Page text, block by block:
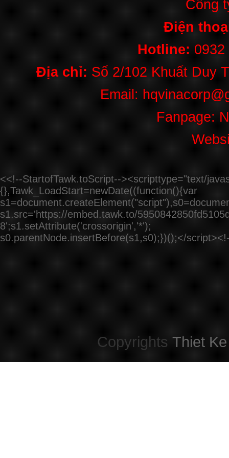
THỦY LỰC ÂM
SÀN FC 06
Liên hệ
Công
Điện
Hotline:0932
Địa chỉ:Số 2/102 Khuất Duy
Email:
Fanpage:
<<!--StartofTawk.toScript--><scripttype="text/
{},Tawk_LoadStart=newDate((function(){var
s1.src='https://embed.tawk.to/
8';s1.setAttribute('crossorigin','*');
s0.parentNode.insertBefore(s1,s0);})();</
CopyrightsThiet